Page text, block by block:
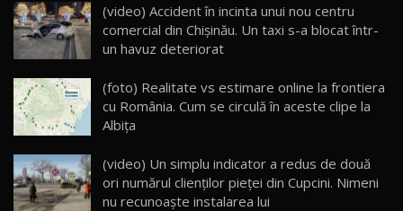
23
Lynk & Co 01 / Test Drive AutoBlog.MD
25:19
24
ZEEKR 009: Cel mai Performant și Confortabil
Van Electric Testat în Moldova / AutoBlog.MD
26:38
25
mai Exclusiv și Puternic Defender Testat în
Moldova
32:21
(video) Accident în incinta unui nou centru
comercial din Chișinău. Un taxi s-a blocat într-
un havuz deteriorat
(foto) Realitate vs estimare online la frontiera
cu România. Cum se circulă în aceste clipe la
Albița
(video) Un simplu indicator a redus de două
ori numărul clienților pieţei din Cupcini. Nimeni
nu recunoaște instalarea lui